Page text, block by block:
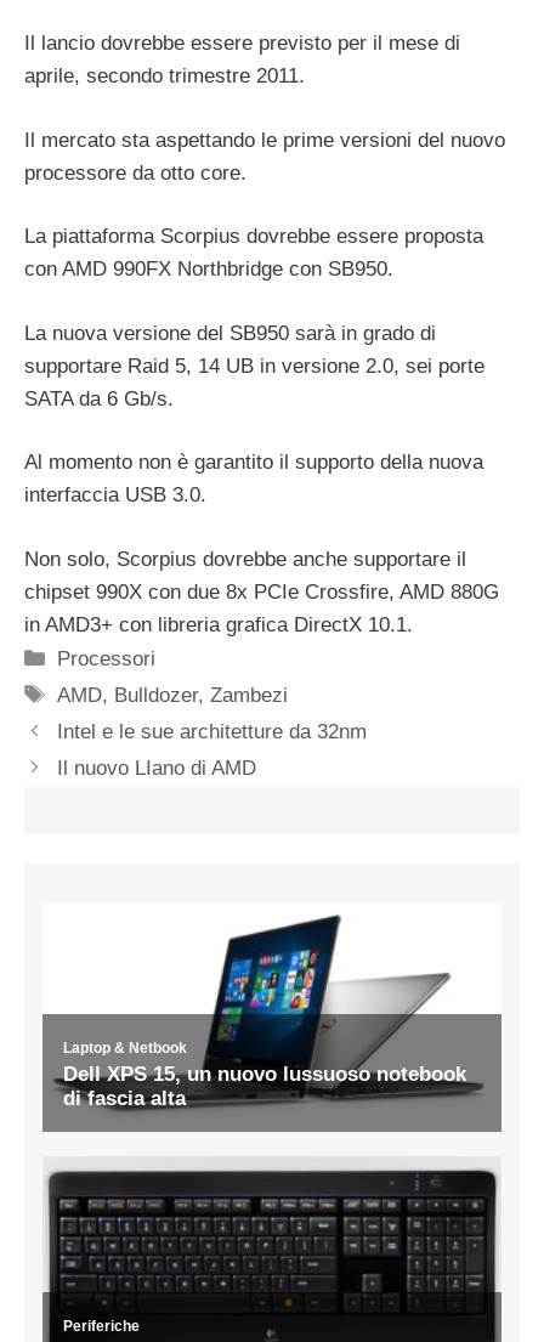
Il lancio dovrebbe essere previsto per il mese di
aprile, secondo trimestre 2011.
Il mercato sta aspettando le prime versioni del nuovo
processore da otto core.
La piattaforma Scorpius dovrebbe essere proposta
con AMD 990FX Northbridge con SB950.
La nuova versione del SB950 sarà in grado di
supportare Raid 5, 14 UB in versione 2.0, sei porte
SATA da 6 Gb/s.
Al momento non è garantito il supporto della nuova
interfaccia USB 3.0.
Non solo, Scorpius dovrebbe anche supportare il
chipset 990X con due 8x PCIe Crossfire, AMD 880G
in AMD3+ con libreria grafica DirectX 10.1.
Categorie
Processori
Tag
AMD, Bulldozer,Zambezi
Intel e le sue architetture da 32nm
Il nuovo LIano di AMD